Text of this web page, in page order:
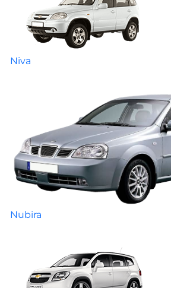
Niva
Nubira